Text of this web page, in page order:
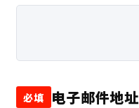
必填 电子邮件地址